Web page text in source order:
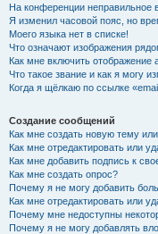
На конференции неправильное
Я изменил часовой пояс, но
Моего языка нет в списке!
Что означают изображения
Как мне включить отображение
Что такое звание и как я могу
Когда я щёлкаю по ссылке
Создание сообщений
Как мне создать новую тему
Как мне отредактировать или
Как мне добавить подпись к
Как мне создать опрос?
Почему я не могу добавить
Как мне отредактировать или
Почему мне недоступны
Почему я не могу добавлять